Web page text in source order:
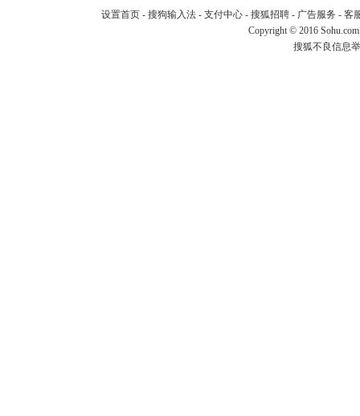
设置首页- 搜狗输入法- 支付中心- 搜狐招聘- 广告服务 - 客
Copyright © 2016
搜狐不良信息